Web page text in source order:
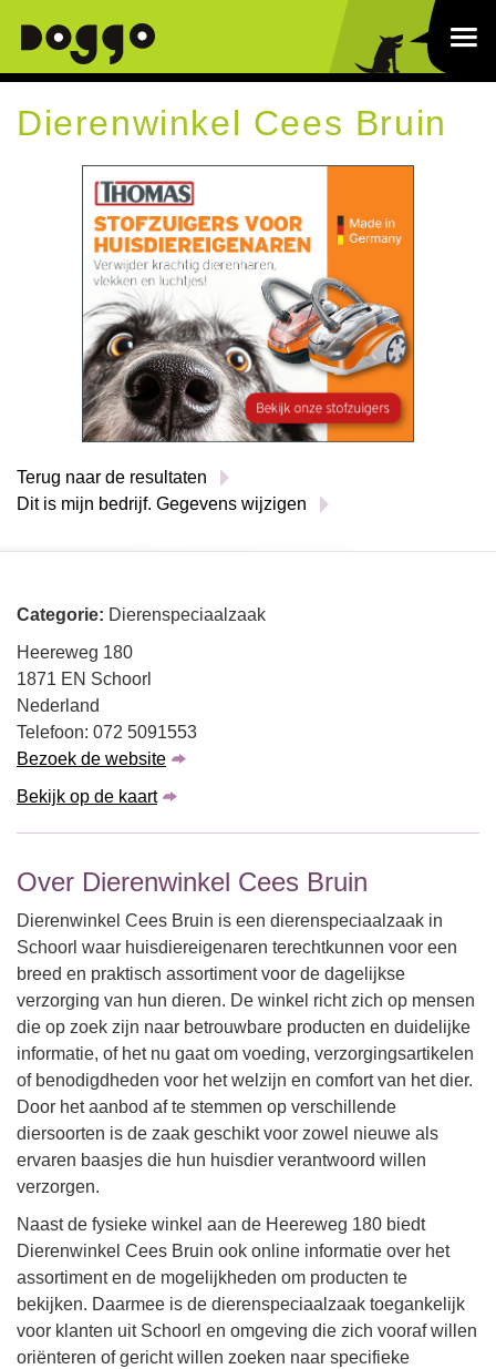
Dierenwinkel Cees Bruin
Terug naar de resultaten
Dit is mijn bedrijf. Gegevens wijzigen
Categorie: Dierenspeciaalzaak
Heereweg 180
1871 EN Schoorl
Nederland
Telefoon: 072 5091553
Bezoek de website
Bekijk op de kaart
Over Dierenwinkel Cees Bruin
Dierenwinkel Cees Bruin is een dierenspeciaalzaak in
Schoorl waar huisdiereigenaren terechtkunnen voor een
breed en praktisch assortiment voor de dagelijkse
verzorging van hun dieren. De winkel richt zich op mensen
die op zoek zijn naar betrouwbare producten en duidelijke
informatie, of het nu gaat om voeding, verzorgingsartikelen
of benodigdheden voor het welzijn en comfort van het dier.
Door het aanbod af te stemmen op verschillende
diersoorten is de zaak geschikt voor zowel nieuwe als
ervaren baasjes die hun huisdier verantwoord willen
verzorgen.
Naast de fysieke winkel aan de Heereweg 180 biedt
Dierenwinkel Cees Bruin ook online informatie over het
assortiment en de mogelijkheden om producten te
bekijken. Daarmee is de dierenspeciaalzaak toegankelijk
voor klanten uit Schoorl en omgeving die zich vooraf willen
oriënteren of gericht willen zoeken naar specifieke